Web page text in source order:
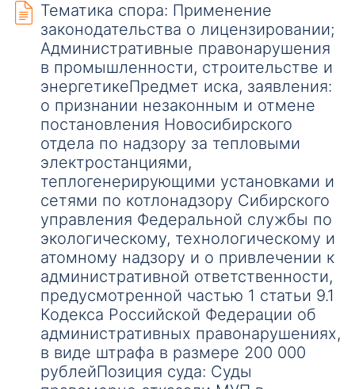
Тематика спора: Применение
законодательства о лицензировании;
Административные правонарушения
в промышленности, строительстве и
энергетикеПредмет иска, заявления:
о признании незаконным и отмене
постановления Новосибирского
отдела по надзору за тепловыми
электростанциями,
теплогенерирующими установками и
сетями по котлонадзору Сибирского
управления Федеральной службы по
экологическому, технологическому и
атомному надзору и о привлечении к
административной ответственности,
предусмотренной частью 1 статьи 9.1
Кодекса Российской Федерации об
административных правонарушениях,
в виде штрафа в размере 200 000
рублейПозиция суда: Суды